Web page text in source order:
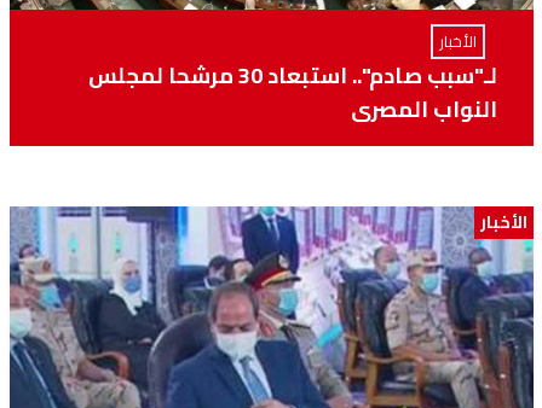
الأخبار
لـ"سبب صادم".. استبعاد 30 مرشحا لمجلس
النواب المصري
الأخبار